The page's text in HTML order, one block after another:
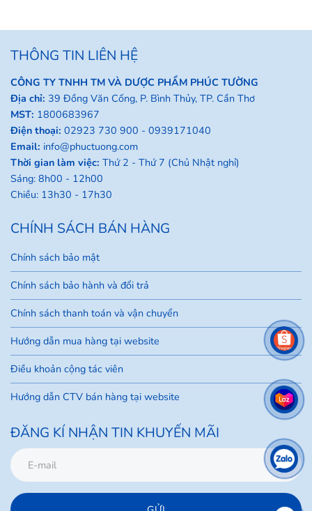
THÔNG TIN LIÊN HỆ
CÔNG TY TNHH TM VÀ DƯỢC PHẨM PHÚC TƯỜNG
Địa chỉ: 39 Đồng Văn Cống, P. Bình Thủy, TP. Cần Thơ
MST: 1800683967
Điện thoại: 02923 730 900 - 0939171040
Email: info@phuctuong.com
Thời gian làm việc: Thứ 2 - Thứ 7 (Chủ Nhật nghỉ)
Sáng: 8h00 - 12h00
Chiều: 13h30 - 17h30
CHÍNH SÁCH BÁN HÀNG
Chính sách bảo mật
Chính sách bảo hành và đổi trả
Chính sách thanh toán và vận chuyển
Hướng dẫn mua hàng tại website
Điều khoản cộng tác viên
Hướng dẫn CTV bán hàng tại website
ĐĂNG KÍ NHẬN TIN KHUYẾN MÃI